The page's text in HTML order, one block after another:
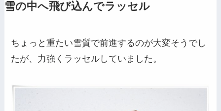
雪の中へ飛び込んでラッセル
ちょっと重たい雪質で前進するのが大変そうでし
たが、力強くラッセルしていました。